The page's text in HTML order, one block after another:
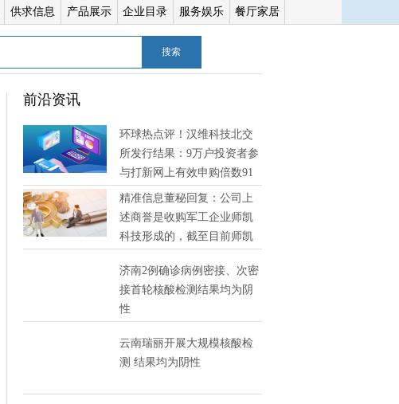
供求信息 产品展示 企业目录 服务娱乐 餐厅家居
搜索
前沿资讯
环球热点评！汉维科技北交
所发行结果：9万户投资者参
与打新网上有效申购倍数91
倍
精准信息董秘回复：公司上
述商誉是收购军工企业师凯
科技形成的，截至目前师凯
济南2例确诊病例密接、次密
接首轮核酸检测结果均为阴
性
云南瑞丽开展大规模核酸检
测 结果均为阴性